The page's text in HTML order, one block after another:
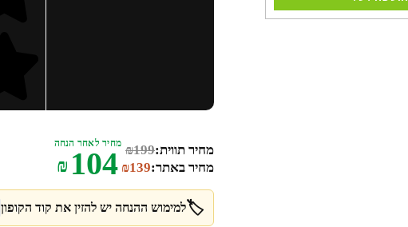
מחיר תווית: ₪199
מחיר באתר:
₪139
מחיר לאחר הנחה
₪ 104
🏷️למימוש ההנחה יש להזין את קוד הקופון